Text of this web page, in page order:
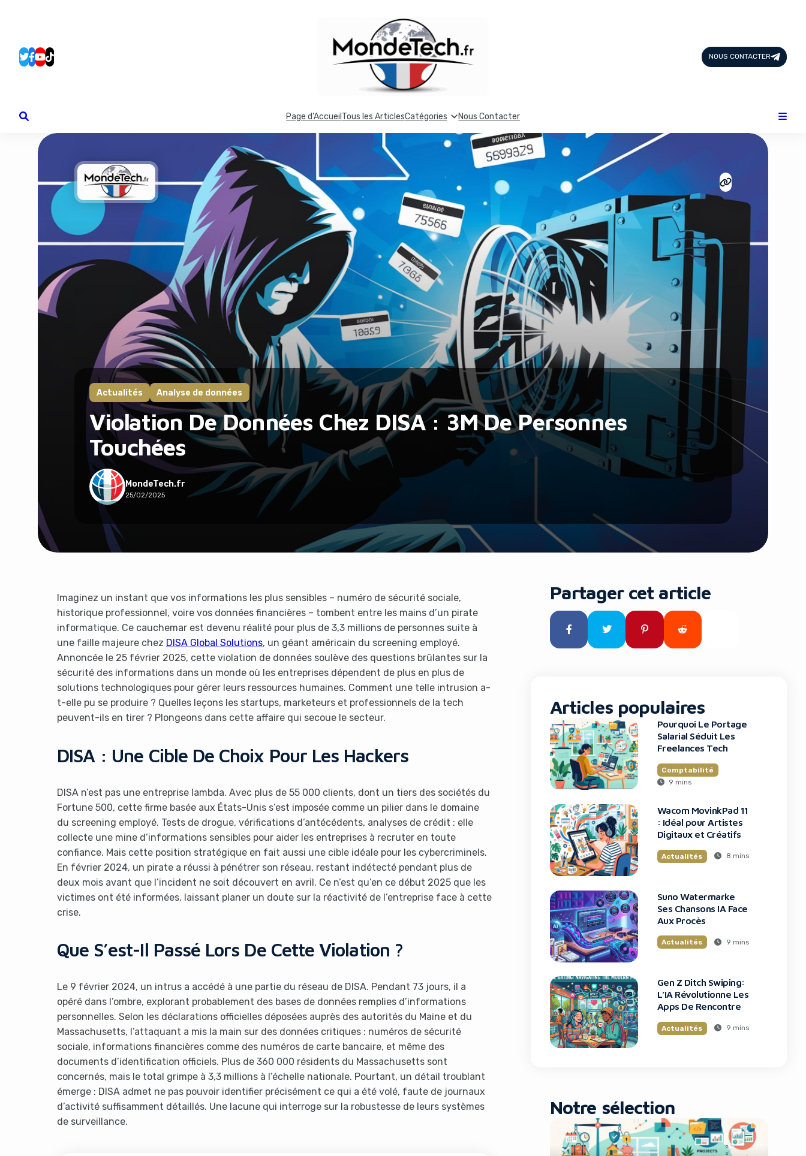
NOUS CONTACTER
Page d’Accueil Tous les ArticlesCatégories Nous Contacter
Actualités Analyse de données
Violation De Données Chez DISA : 3M De Personnes
Touchées
MondeTech.fr
25/02/2025
Imaginez un instant que vos informations les plus sensibles – numéro de sécurité sociale,
historique professionnel, voire vos données financières – tombent entre les mains d’un pirate
informatique. Ce cauchemar est devenu réalité pour plus de 3,3 millions de personnes suite à
une faille majeure chez DISA Global Solutions, un géant américain du screening employé.
Annoncée le 25 février 2025, cette violation de données soulève des questions brûlantes sur la
sécurité des informations dans un monde où les entreprises dépendent de plus en plus de
solutions technologiques pour gérer leurs ressources humaines. Comment une telle intrusion a-
t-elle pu se produire ? Quelles leçons les startups, marketeurs et professionnels de la tech
peuvent-ils en tirer ? Plongeons dans cette affaire qui secoue le secteur.
DISA : Une Cible De Choix Pour Les Hackers
DISA n’est pas une entreprise lambda. Avec plus de 55 000 clients, dont un tiers des sociétés du
Fortune 500, cette firme basée aux États-Unis s’est imposée comme un pilier dans le domaine
du screening employé. Tests de drogue, vérifications d’antécédents, analyses de crédit : elle
collecte une mine d’informations sensibles pour aider les entreprises à recruter en toute
confiance. Mais cette position stratégique en fait aussi une cible idéale pour les cybercriminels.
En février 2024, un pirate a réussi à pénétrer son réseau, restant indétecté pendant plus de
deux mois avant que l’incident ne soit découvert en avril. Ce n’est qu’en ce début 2025 que les
victimes ont été informées, laissant planer un doute sur la réactivité de l’entreprise face à cette
crise.
Que S’est-Il Passé Lors De Cette Violation ?
Le 9 février 2024, un intrus a accédé à une partie du réseau de DISA. Pendant 73 jours, il a
opéré dans l’ombre, explorant probablement des bases de données remplies d’informations
personnelles. Selon les déclarations officielles déposées auprès des autorités du Maine et du
Massachusetts, l’attaquant a mis la main sur des données critiques : numéros de sécurité
sociale, informations financières comme des numéros de carte bancaire, et même des
documents d’identification officiels. Plus de 360 000 résidents du Massachusetts sont
concernés, mais le total grimpe à 3,3 millions à l’échelle nationale. Pourtant, un détail troublant
émerge : DISA admet ne pas pouvoir identifier précisément ce qui a été volé, faute de journaux
d’activité suffisamment détaillés. Une lacune qui interroge sur la robustesse de leurs systèmes
de surveillance.
Partager cet article
Articles populaires
Pourquoi Le Portage
Salarial Séduit Les
Freelances Tech
Comptabilité
9 mins
Wacom MovinkPad 11
: Idéal pour Artistes
Digitaux et Créatifs
Actualités 8 mins
Suno Watermarke
Ses Chansons IA Face
Aux Procès
Actualités 9 mins
Gen Z Ditch Swiping:
L’IA Révolutionne Les
Apps De Rencontre
Actualités 9 mins
Notre sélection
Design & Créativité
E-commerce
Famille
Finance
Intelligence Artificielle
Lifestyle
Marketing & Ventes
Plateformes
Produits physiques
Santé et Forme
Social & Communauté
Tech & Développement
Travail & Productivité
Voyage